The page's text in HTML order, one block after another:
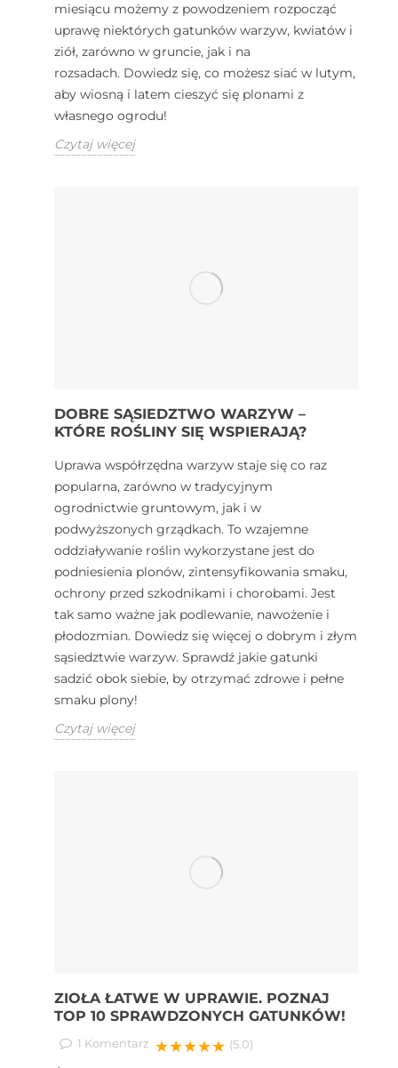
miesiącu możemy z powodzeniem rozpocząć
uprawę niektórych gatunków warzyw, kwiatów i
ziół, zarówno w gruncie, jak i na
rozsadach. Dowiedz się, co możesz siać w lutym,
aby wiosną i latem cieszyć się plonami z
własnego ogrodu!
Czytaj więcej
DOBRE SĄSIEDZTWO WARZYW –
KTÓRE ROŚLINY SIĘ WSPIERAJĄ?
Uprawa współrzędna warzyw staje się co raz
popularna, zarówno w tradycyjnym
ogrodnictwie gruntowym, jak i w
podwyższonych grządkach. To wzajemne
oddziaływanie roślin wykorzystane jest do
podniesienia plonów, zintensyfikowania smaku,
ochrony przed szkodnikami i chorobami. Jest
tak samo ważne jak podlewanie, nawożenie i
płodozmian. Dowiedz się więcej o dobrym i złym
sąsiedztwie warzyw. Sprawdź jakie gatunki
sadzić obok siebie, by otrzymać zdrowe i pełne
smaku plony!
Czytaj więcej
ZIOŁA ŁATWE W UPRAWIE. POZNAJ
TOP 10 SPRAWDZONYCH GATUNKÓW!
1 Komentarz ★★★★★ (5.0)